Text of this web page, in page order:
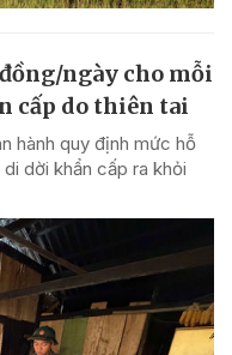
ngày cho mỗi
cấp do thiên tai
hành quy định mức hỗ
dời khẩn cấp ra khỏi